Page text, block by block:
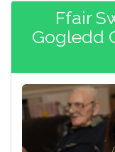
Ffair
Gogledd